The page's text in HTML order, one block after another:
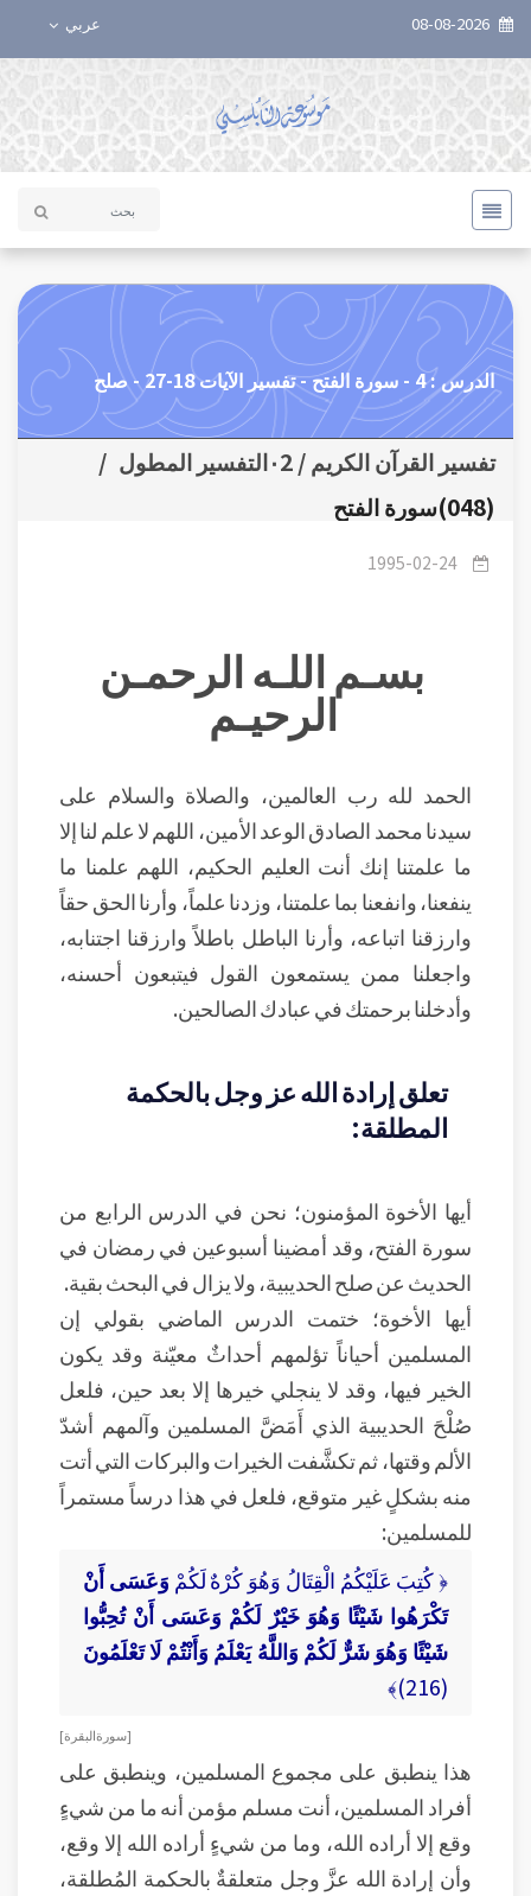
عربي
الدرس : 4 - سورة الفتح - تفسير الآيات 18-27 - صلح
تفسير القرآن الكريم / ٠2التفسير المطول
/
(048)سورة الفتح
1995-02-24
بسـم اللـه الرحمـن
الرحيـم
الحمد لله رب العالمين، والصلاة والسلام على
سيدنا محمد الصادق الوعد الأمين، اللهم لا علم لنا إلا
ما علمتنا إنك أنت العليم الحكيم، اللهم علمنا ما
ينفعنا، وانفعنا بما علمتنا، وزدنا علماً، وأرنا الحق حقاً
وارزقنا اتباعه، وأرنا الباطل باطلاً وارزقنا اجتنابه،
واجعلنا ممن يستمعون القول فيتبعون أحسنه،
وأدخلنا برحمتك في عبادك الصالحين.
تعلق إرادة الله عز وجل بالحكمة
المطلقة:
أيها الأخوة المؤمنون؛ نحن في الدرس الرابع من
سورة الفتح، وقد أمضينا أسبوعين في رمضان في
الحديث عن صلح الحديبية، ولا يزال في البحث بقية.
أيها الأخوة؛ ختمت الدرس الماضي بقولي إن
المسلمين أحياناً تؤلمهم أحداثٌ معيّنة وقد يكون
الخير فيها، وقد لا ينجلي خيرها إلا بعد حين، فلعل
صُلْحَ الحديبية الذي أَمَضَّ المسلمين وآلمهم أشدّ
الألم وقتها، ثم تكشَّفت الخيرات والبركات التي أتت
منه بشكلٍ غير متوقع، فلعل في هذا درساً مستمراً
للمسلمين:
﴿ كُتِبَ عَلَيْكُمُ الْقِتَالُ وَهُوَ كُرْهٌ لَكُمْ وَعَسَى أَنْ
تَكْرَهُوا شَيْئًا وَهُوَ خَيْرٌ لَكُمْ وَعَسَى أَنْ تُحِبُّوا
شَيْئًا وَهُوَ شَرٌّ لَكُمْ وَاللَّهُ يَعْلَمُ وَأَنْتُمْ لَا تَعْلَمُونَ
(216)﴾
[ سورة البقرة ]
هذا ينطبق على مجموع المسلمين، وينطبق على
أفراد المسلمين، أنت مسلم مؤمن أنه ما من شيءٍ
وقع إلا أراده الله، وما من شيءٍ أراده الله إلا وقع،
وأن إرادة الله عزَّ وجل متعلقةٌ بالحكمة المُطلقة،